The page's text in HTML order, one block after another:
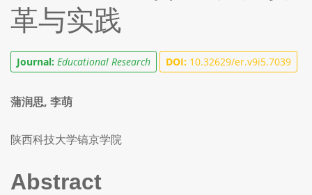
革与实践
Journal: Educational Research DOI: 10.32629/er.v9i5.7039
蒲润思, 李萌
陕西科技大学镐京学院
Abstract